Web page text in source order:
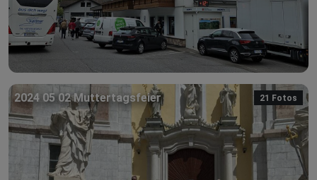
2024 05 02 Muttertagsfeier 21 Fotos